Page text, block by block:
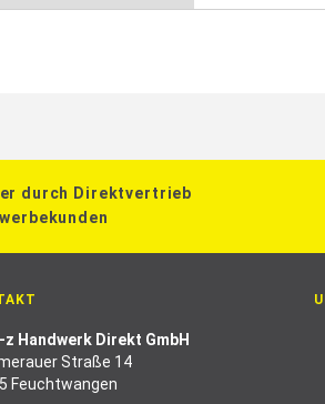
durch Direktvertrieb
z Handwerk Direkt GmbH
Straße 14
Feuchtwangen